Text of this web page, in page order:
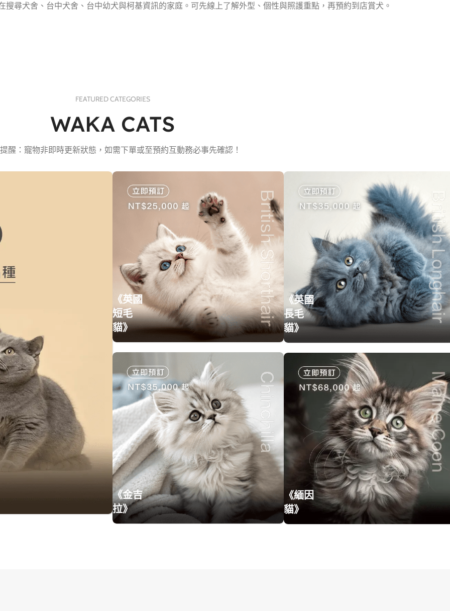
搜尋犬舍、台中犬舍、台中幼犬與柯基資訊的家庭。可先線上了解外型、個性與照護重點，再預約到店賞犬。
FEATURED CATEGORIES
WAKA CATS
醒：寵物非即時更新狀態，如需下單或至預約互動務必事先確認！
《英國
短毛
貓》
《英國
長毛
貓》
《金吉
拉》
《緬因
貓》